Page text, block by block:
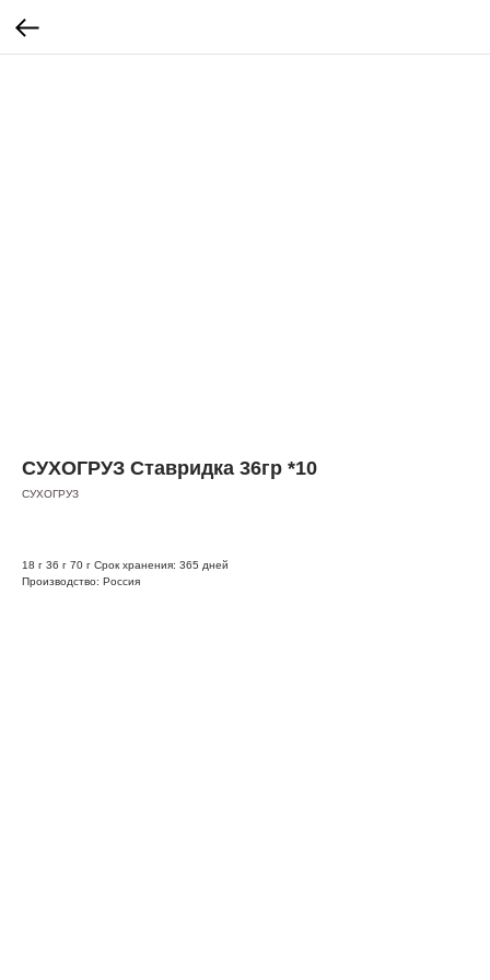
СУХОГРУЗ Ставридка 36гр *10
СУХОГРУЗ
18 г 36 г 70 г Срок хранения: 365 дней
Производство: Россия